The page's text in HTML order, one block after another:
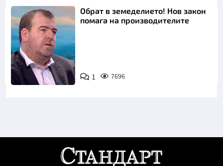
Снимка: бТВ
Обрат в земеделието! Нов закон
помага на производителите
1 7696